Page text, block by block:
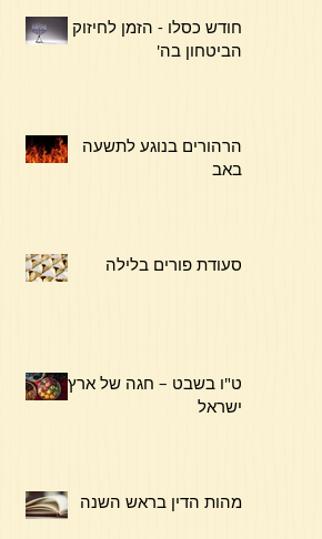
חודש כסלו - הזמן לחיזוק
הביטחון בה'
הרהורים בנוגע לתשעה
באב
סעודת פורים בלילה
ט"ו בשבט – חגה של ארץ
ישראל
מהות הדין בראש השנה